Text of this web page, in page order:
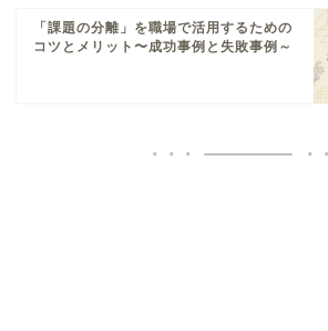
「課題の分離」を職場で活用するための
コツとメリット〜成功事例と失敗事例～